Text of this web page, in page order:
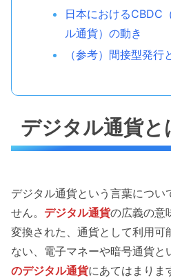
日本におけるCBDC
ル通貨）の動き
（参考）間接型発行
デジタル通貨と
デジタル通貨という言葉につい
せん。 デジタル通貨の広義の意
変換された、通貨として利用可
ない、電子マネーや暗号通貨と
のデジタル通貨にあてはまりま